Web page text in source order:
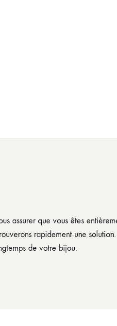
assurer que vous êtes
rapidement une solution.
de votre bijou.